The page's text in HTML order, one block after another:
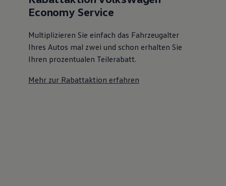
Economy Service
Multiplizieren Sie einfach das Fahrzeugalter
Ihres Autos mal zwei und schon erhalten Sie
Ihren prozentualen Teilerabatt.
Mehr zur Rabattaktion erfahren